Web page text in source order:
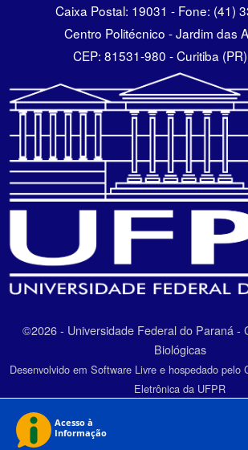
Caixa Postal: 19031 - Fone: (41)
Centro Politécnico - Jardim das
CEP: 81531-980 - Curitiba
©2026 - Universidade Federal do Paraná -
Biológicas
Desenvolvido em Software Livre e hospedado pelo
Eletrônica da UFPR